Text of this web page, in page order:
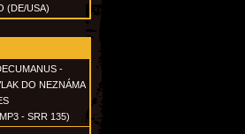
(DE/USA)
-
DO NEZNÁMA
- SRR 135)